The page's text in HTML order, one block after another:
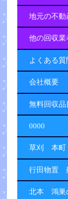
地元の不動
他の回収業
よくある質
会社概要
無料回収品
0000
草刈 本町
行田物置
北本 鴻巣